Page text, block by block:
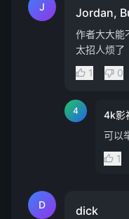
J Jordan,
作者大大能
太招人烦了
1
0
4 4k影
可以
1
D dick